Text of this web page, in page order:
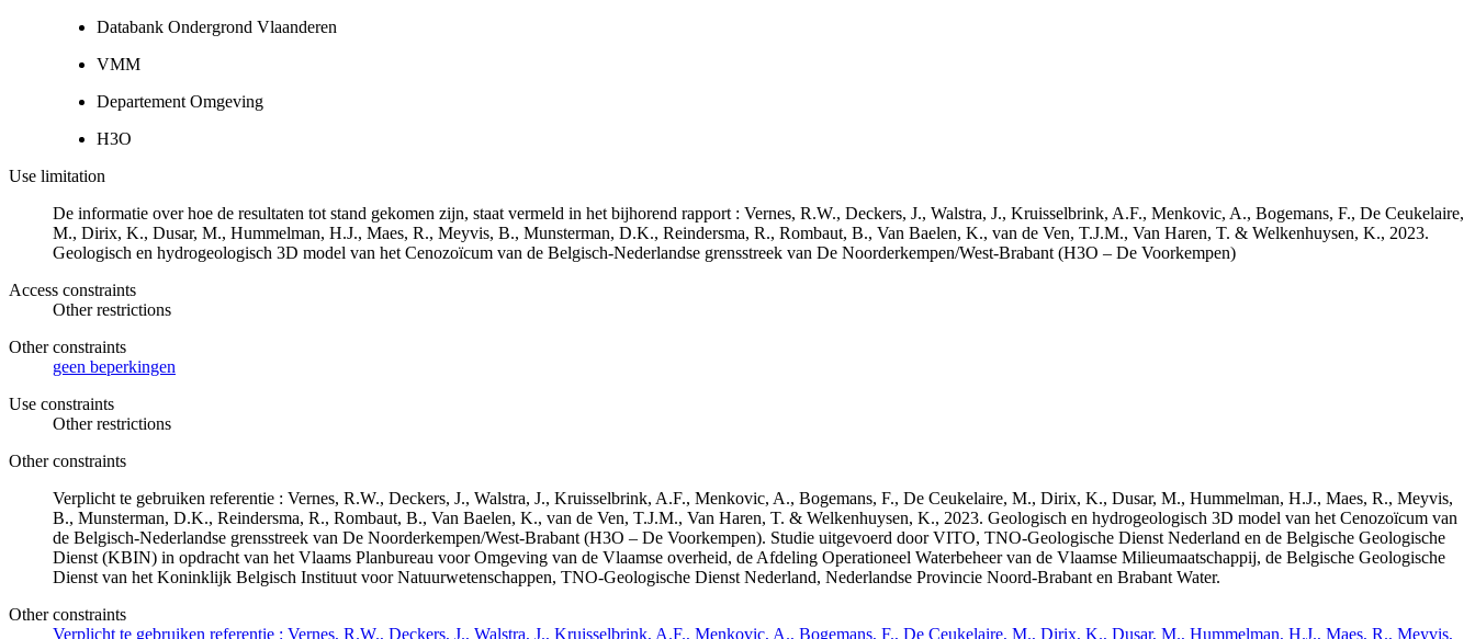
Databank Ondergrond Vlaanderen
VMM
Departement Omgeving
H3O
Use limitation
De informatie over hoe de resultaten tot stand gekomen zijn, staat vermeld in het bijhorend rapport : Vernes, R.W., Deckers, J., Walstra, J., Kruisselbrink, A.F., Menkovic, A., Bogemans, F., De Ceukelaire,
M., Dirix, K., Dusar, M., Hummelman, H.J., Maes, R., Meyvis, B., Munsterman, D.K., Reindersma, R., Rombaut, B., Van Baelen, K., van de Ven, T.J.M., Van Haren, T. & Welkenhuysen, K., 2023.
Geologisch en hydrogeologisch 3D model van het Cenozoïcum van de Belgisch-Nederlandse grensstreek van De Noorderkempen/West-Brabant (H3O – De Voorkempen)
Access constraints
Other restrictions
Other constraints
geen beperkingen
Use constraints
Other restrictions
Other constraints
Verplicht te gebruiken referentie : Vernes, R.W., Deckers, J., Walstra, J., Kruisselbrink, A.F., Menkovic, A., Bogemans, F., De Ceukelaire, M., Dirix, K., Dusar, M., Hummelman, H.J., Maes, R., Meyvis,
B., Munsterman, D.K., Reindersma, R., Rombaut, B., Van Baelen, K., van de Ven, T.J.M., Van Haren, T. & Welkenhuysen, K., 2023. Geologisch en hydrogeologisch 3D model van het Cenozoïcum van
de Belgisch-Nederlandse grensstreek van De Noorderkempen/West-Brabant (H3O – De Voorkempen). Studie uitgevoerd door VITO, TNO-Geologische Dienst Nederland en de Belgische Geologische
Dienst (KBIN) in opdracht van het Vlaams Planbureau voor Omgeving van de Vlaamse overheid, de Afdeling Operationeel Waterbeheer van de Vlaamse Milieumaatschappij, de Belgische Geologische
Dienst van het Koninklijk Belgisch Instituut voor Natuurwetenschappen, TNO-Geologische Dienst Nederland, Nederlandse Provincie Noord-Brabant en Brabant Water.
Other constraints
Verplicht te gebruiken referentie : Vernes, R.W., Deckers, J., Walstra, J., Kruisselbrink, A.F., Menkovic, A., Bogemans, F., De Ceukelaire, M., Dirix, K., Dusar, M., Hummelman, H.J., Maes, R., Meyvis,